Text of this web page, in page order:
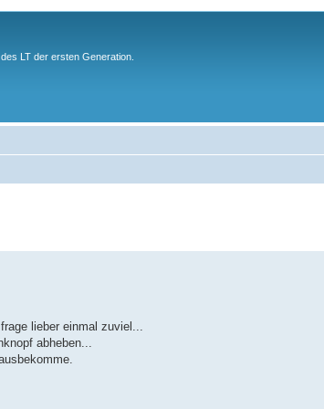
LT der ersten Generation.
lieber einmal zuviel...
abheben...